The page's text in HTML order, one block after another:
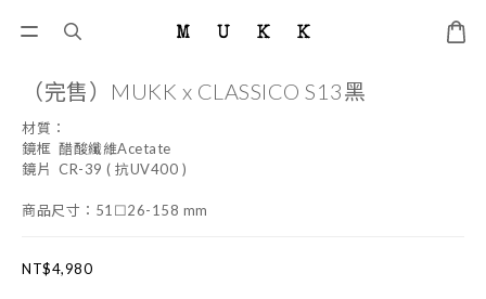
（完售）MUKK x CLASSICO S13黑
材質：
鏡框  醋酸纖維Acetate
鏡片  CR-39 ( 抗UV400 )
商品尺寸：51☐26-158 mm
NT$4,980